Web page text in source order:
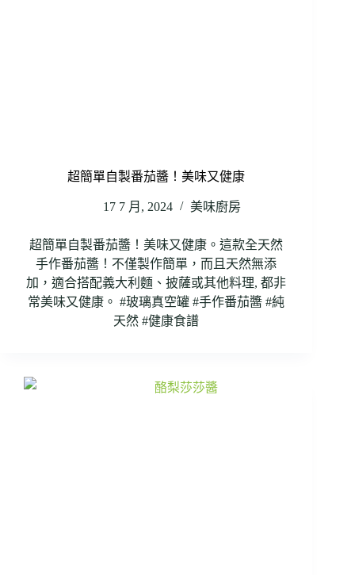
超簡單自製番茄醬！美味又健康
17 7 月, 2024 美味廚房
超簡單自製番茄醬！美味又健康。這款全天然
手作番茄醬！不僅製作簡單，而且天然無添
加，適合搭配義大利麵、披薩或其他料理, 都非
常美味又健康。 #玻璃真空罐 #手作番茄醬 #純
天然 #健康食譜